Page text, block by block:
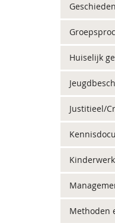
Huiselijk
Justitieel/
Methoden